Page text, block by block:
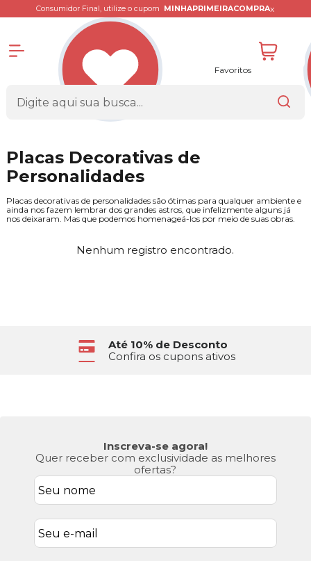
Consumidor Final, utilize o cupom MINHAPRIMEIRACOMPRAx
Favoritos
Placas Decorativas de
Personalidades
Placas decorativas de personalidades são ótimas para qualquer ambiente e
ainda nos fazem lembrar dos grandes astros, que infelizmente alguns já
nos deixaram. Mas que podemos homenageá-los por meio de suas obras.
Nenhum registro encontrado.
Até 10% de Desconto
Confira os cupons ativos
Inscreva-se agora!
Quer receber com exclusividade as melhores
ofertas?